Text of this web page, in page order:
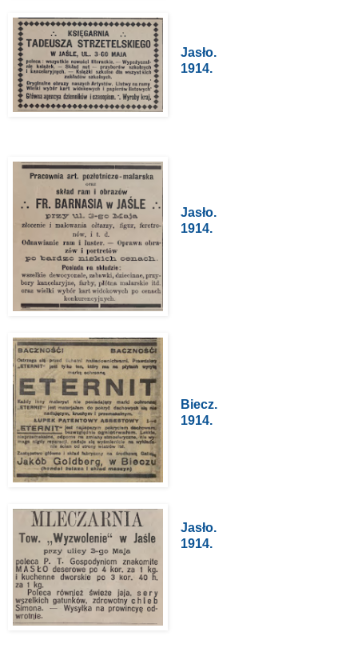
Jasło.
1914.
Jasło.
1914.
Biecz.
1914.
Jasło.
1914.